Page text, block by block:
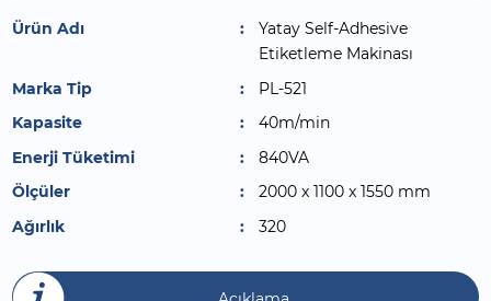
Ürün Adı
Yatay Self-Adhesive
Etiketleme Makinası
Marka Tip
PL-521
Kapasite
40m/min
Enerji Tüketimi
840VA
Ölçüler
2000 x 1100 x 1550 mm
Ağırlık
320